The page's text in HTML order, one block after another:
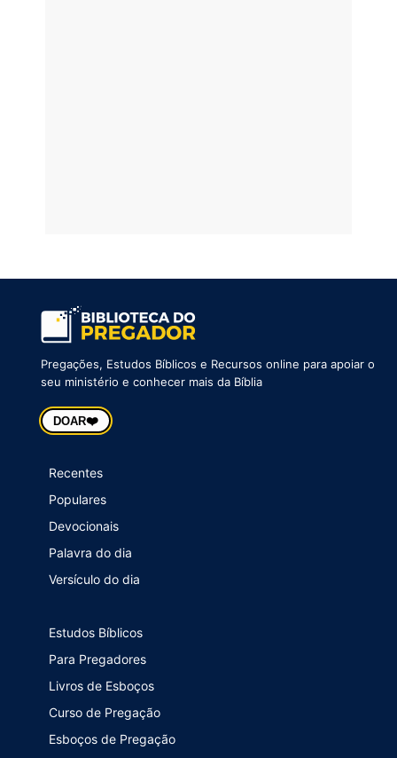
Pregações, Estudos Bíblicos e Recursos online para apoiar o
seu ministério e conhecer mais da Bíblia
DOAR❤️
Recentes
Populares
Devocionais
Palavra do dia
Versículo do dia
Estudos Bíblicos
Para Pregadores
Livros de Esboços
Curso de Pregação
Esboços de Pregação